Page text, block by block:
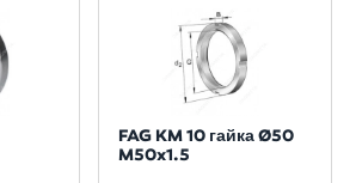
FAG KM 10 гайка Ø50
M50x1.5